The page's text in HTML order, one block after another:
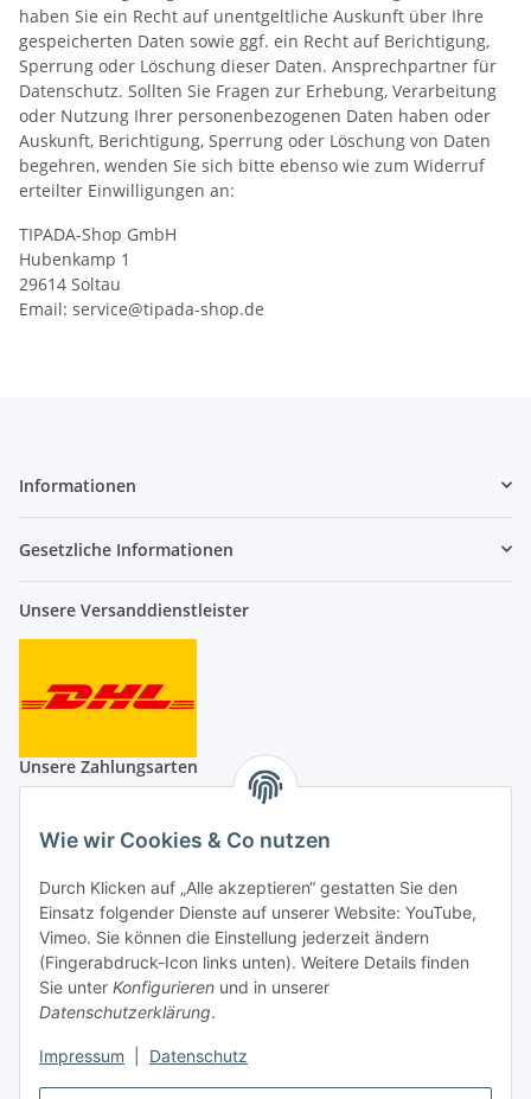
Wie wir Cookies & Co nutzen
Durch Klicken auf „Alle akzeptieren“ gestatten Sie den
Einsatz folgender Dienste auf unserer Website: YouTube,
Vimeo. Sie können die Einstellung jederzeit ändern
(Fingerabdruck-Icon links unten). Weitere Details finden
Sie unter Konfigurieren und in unserer
Datenschutzerklärung.
Impressum Datenschutz
haben Sie ein Recht auf unentgeltliche Auskunft über Ihre
gespeicherten Daten sowie ggf. ein Recht auf Berichtigung,
Sperrung oder Löschung dieser Daten. Ansprechpartner für
Datenschutz. Sollten Sie Fragen zur Erhebung, Verarbeitung
oder Nutzung Ihrer personenbezogenen Daten haben oder
Auskunft, Berichtigung, Sperrung oder Löschung von Daten
begehren, wenden Sie sich bitte ebenso wie zum Widerruf
erteilter Einwilligungen an:
TIPADA-Shop GmbH
Hubenkamp 1
29614 Soltau
Email: service@tipada-shop.de
Informationen
Gesetzliche Informationen
Unsere Versanddienstleister
Unsere Zahlungsarten
Auf Nummer sicher
Ein Partnershop der